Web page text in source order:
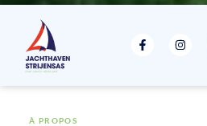
À PROPOS